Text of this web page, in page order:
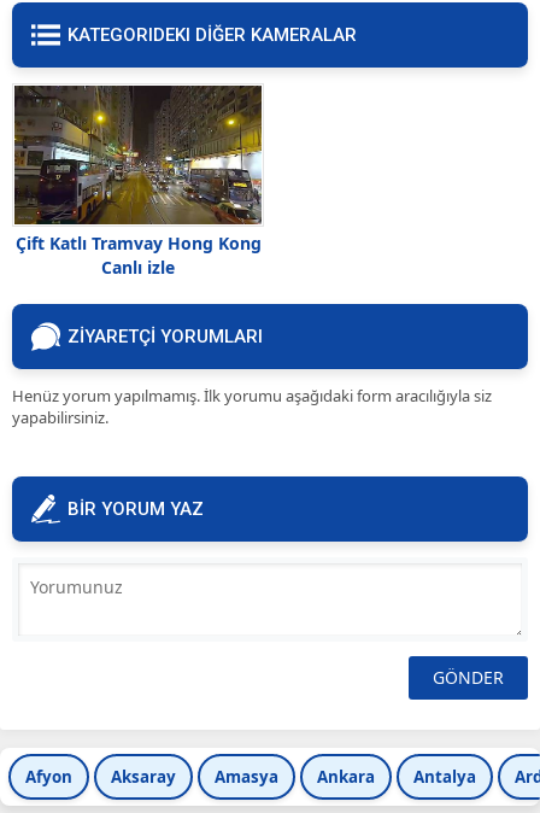
KATEGORIDEKI DİĞER KAMERALAR
Çift Katlı Tramvay Hong Kong
Canlı izle
ZİYARETÇİ YORUMLARI
Henüz yorum yapılmamış. İlk yorumu aşağıdaki form aracılığıyla siz
yapabilirsiniz.
BİR YORUM YAZ
Afyon Aksaray Amasya Ankara Antalya